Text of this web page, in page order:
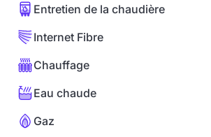
Entretien de la chaudière
Internet Fibre
Chauffage
Eau chaude
Gaz